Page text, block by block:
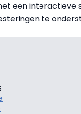
een
te